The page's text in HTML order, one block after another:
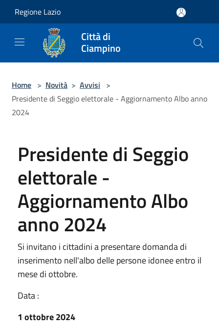
Regione Lazio
Città di
Ciampino
Home > Novità > Avvisi >
Presidente di Seggio elettorale - Aggiornamento Albo anno
2024
Presidente di Seggio
elettorale -
Aggiornamento Albo
anno 2024
Si invitano i cittadini a presentare domanda di
inserimento nell'albo delle persone idonee entro il
mese di ottobre.
Data :
1 ottobre 2024